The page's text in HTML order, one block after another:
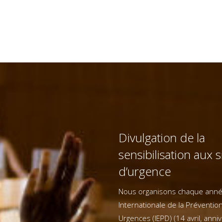
Divulgation de la
sensibilisation aux
d’urgence
Nous organisons chaque
Internationale de la
Urgences (IEPD) (14 avril,